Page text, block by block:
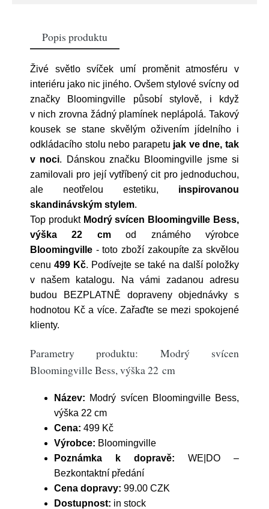
Popis produktu
Živé světlo svíček umí proměnit atmosféru v
interiéru jako nic jiného. Ovšem stylové svícny od
značky Bloomingville působí stylově, i když
v nich zrovna žádný plamínek neplápolá. Takový
kousek se stane skvělým oživením jídelního i
odkládacího stolu nebo parapetu jak ve dne, tak
v noci. Dánskou značku Bloomingville jsme si
zamilovali pro její vytříbený cit pro jednoduchou,
ale neotřelou estetiku, inspirovanou
skandinávským stylem.
Top produkt Modrý svícen Bloomingville Bess,
výška 22 cmod známého výrobce
Bloomingville - toto zboží zakoupíte za skvělou
cenu 499 Kč. Podívejte se také na další položky
v našem katalogu. Na vámi zadanou adresu
budou BEZPLATNĚ dopraveny objednávky s
hodnotou Kč a více. Zařaďte se mezi spokojené
klienty.
Parametry produktu: Modrý svícen
Bloomingville Bess, výška 22 cm
Název: Modrý svícen Bloomingville Bess,
výška 22 cm
Cena: 499 Kč
Výrobce: Bloomingville
Poznámka k dopravě: WE|DO –
Bezkontaktní předání
Cena dopravy: 99.00 CZK
Dostupnost: in stock